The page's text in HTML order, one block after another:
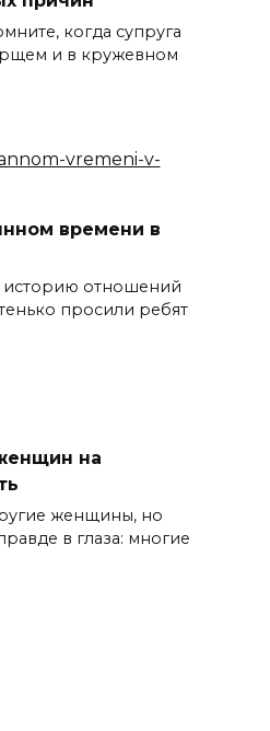
когда супруга
и в кружевном
времени в
историю отношений
просили ребят
на
женщины, но
в глаза: многие